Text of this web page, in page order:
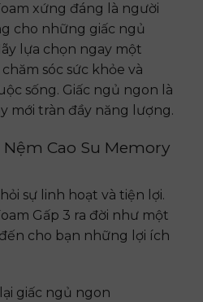
xứng đáng là người
cho những giấc ngủ
lựa chọn ngay một
sóc sức khỏe và
sống. Giấc ngủ ngon là
mới tràn đầy năng lượng.
Cao Su Memory
sự linh hoạt và tiện lợi.
Gấp 3 ra đời như một
cho bạn những lợi ích
giấc ngủ ngon